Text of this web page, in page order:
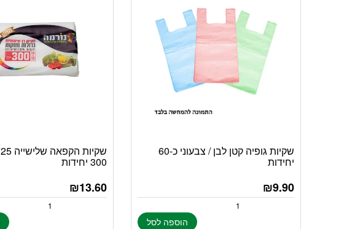
שקיות גופיה קטן לבן / צבעוני כ-60
יחידות
₪9.90
הוספה לסל
300 יחידות
₪13.60